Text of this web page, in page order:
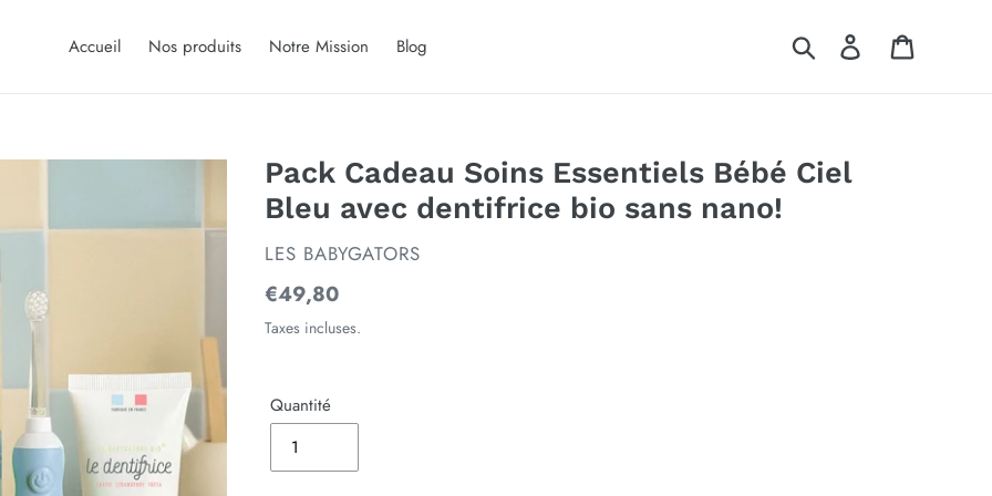
Accueil Nos produits Notre Mission Blog RechercherSe connecter
Pack Cadeau Soins Essentiels Bébé Ciel
Bleu avec dentifrice bio sans nano!
DISTRIBUTEUR
LES BABYGATORS
Prix
normal
€49,80
Taxes incluses.
Quantité